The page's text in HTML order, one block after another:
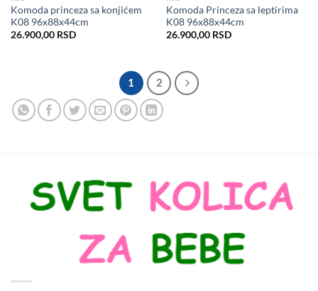
Komoda princeza sa konjićem
K08 96x88x44cm
26.900,00 RSD
Komoda Princeza sa leptirima
K08 96x88x44cm
26.900,00 RSD
1 2